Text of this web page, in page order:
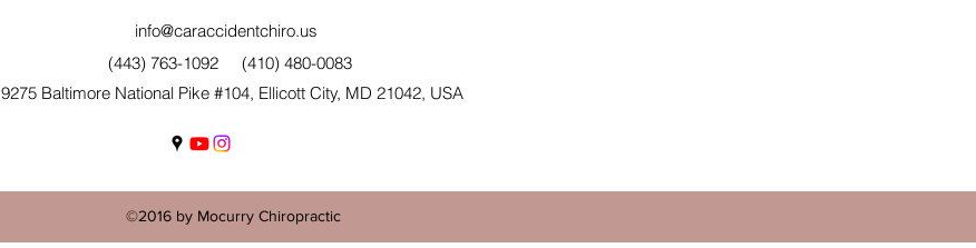
info@caraccidentchiro.us
(410) 480-0083
(443) 763-1092
9275 Baltimore National Pike #104, Ellicott City, MD 21042, USA
©2016 by Mocurry Chiropractic